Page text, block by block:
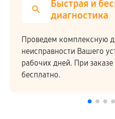
Быстрая и
диагностика
Проведем комплексную
неисправности Вашего
рабочих дней. При
бесплатно.